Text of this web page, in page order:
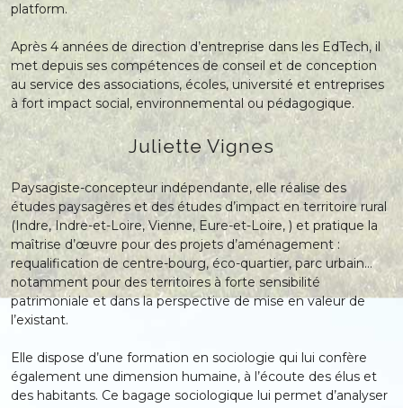
platform.
Après 4 années de direction d’entreprise dans les EdTech, il
met depuis ses compétences de conseil et de conception
au service des associations, écoles, université et entreprises
à fort impact social, environnemental ou pédagogique.
Juliette Vignes
Paysagiste-concepteur indépendante, elle réalise des
études paysagères et des études d’impact en territoire rural
(Indre, Indre-et-Loire, Vienne, Eure-et-Loire, ) et pratique la
maîtrise d’œuvre pour des projets d’aménagement :
requalification de centre-bourg, éco-quartier, parc urbain…
notamment pour des territoires à forte sensibilité
patrimoniale et dans la perspective de mise en valeur de
l’existant.
Elle dispose d’une formation en sociologie qui lui confère
également une dimension humaine, à l’écoute des élus et
des habitants. Ce bagage sociologique lui permet d’analyser